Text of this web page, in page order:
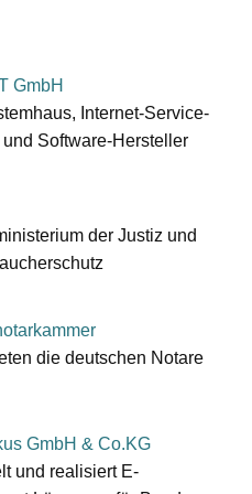
GmbH
Internet-Service-
und Software-Hersteller
der Justiz und
die deutschen Notare
GmbH & Co.KG
und realisiert E-